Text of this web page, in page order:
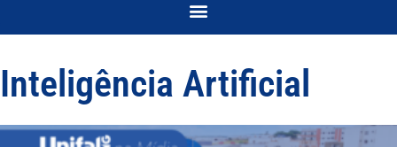
Inteligência Artificial